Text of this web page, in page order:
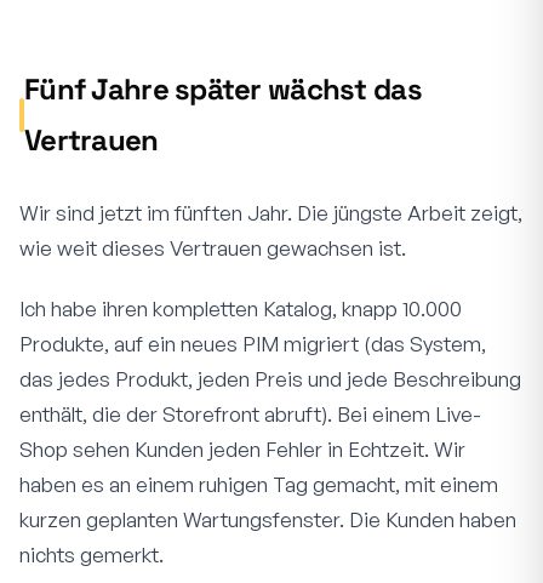
Fünf Jahre später wächst das
Vertrauen
Wir sind jetzt im fünften Jahr. Die jüngste Arbeit zeigt,
wie weit dieses Vertrauen gewachsen ist.
Ich habe ihren kompletten Katalog, knapp 10.000
Produkte, auf ein neues PIM migriert (das System,
das jedes Produkt, jeden Preis und jede Beschreibung
enthält, die der Storefront abruft). Bei einem Live-
Shop sehen Kunden jeden Fehler in Echtzeit. Wir
haben es an einem ruhigen Tag gemacht, mit einem
kurzen geplanten Wartungsfenster. Die Kunden haben
nichts gemerkt.